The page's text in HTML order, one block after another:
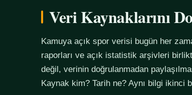
Veri Kaynaklarını
Kamuya açık spor verisi bugün her
raporları ve açık istatistik arşivleri
değil, verinin doğrulanmadan
Kaynak kim? Tarih ne? Aynı bilgi ikinci